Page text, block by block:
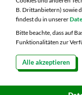
Fr:
Copyright 2026 ©
B. Drittanbietern) sowie
findest du in unserer
Bitte beachte, dass auf
Funktionalitäten zur
Alle akzeptieren